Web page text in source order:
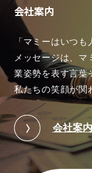
会社案内
「マミーはいつ
メッセージは、 マ
業姿勢を表す言葉
私たちの笑顔が関
会社案